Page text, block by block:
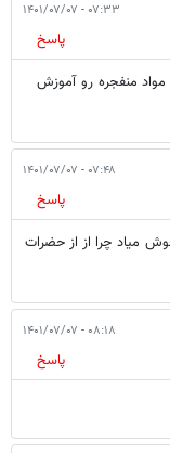
۰۷:۳۳ - ۱۴۰۱/۰۷/۰۷
پاسخ
منفجره رو آموزش
۰۷:۴۸ - ۱۴۰۱/۰۷/۰۷
پاسخ
میاد چرا از از حضرات
۰۸:۱۸ - ۱۴۰۱/۰۷/۰۷
پاسخ